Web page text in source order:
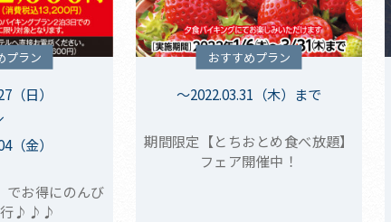
プラン
（日）
（金）
でお得にのんび
行♪♪♪
おすすめプラン
～2022.03.31（木）まで
期間限定【とちおとめ食べ放題】
フェア開催中！